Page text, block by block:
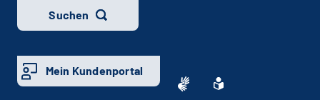
Suchen
Mein Kundenportal